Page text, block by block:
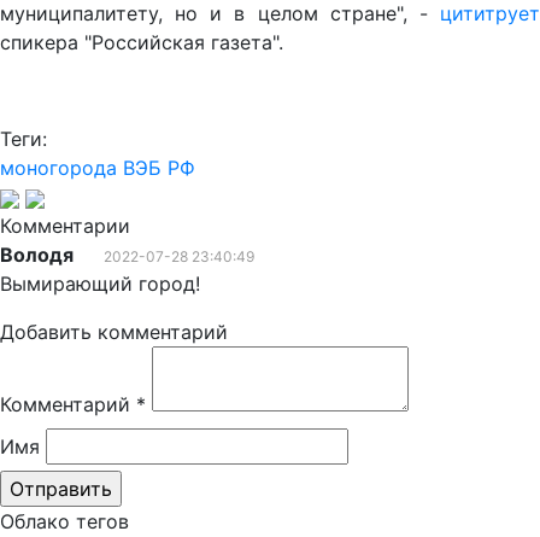
муниципалитету, но и в целом стране", - цититрует
спикера "Российская газета".
Теги:
моногорода ВЭБ РФ
Комментарии
Володя
2022-07-28 23:40:49
Вымирающий город!
Добавить комментарий
Комментарий *
Имя
Облако тегов